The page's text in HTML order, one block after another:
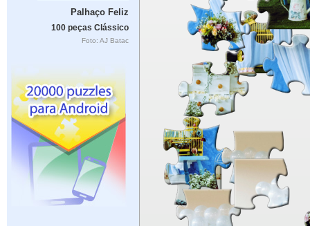
Palhaço Feliz
100 peças Clássico
Foto: AJ Batac